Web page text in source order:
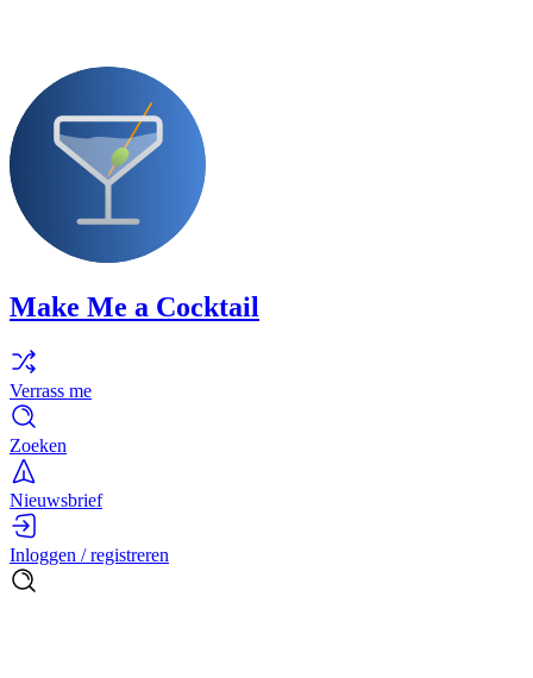
Make Me a Cocktail
Verrass me
Zoeken
Nieuwsbrief
Inloggen / registreren